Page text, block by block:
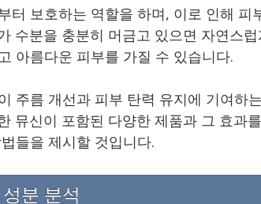
터 보호하는 역할을 하며, 이로 인해 피
수분을 충분히 머금고 있으면 자연스
아름다운 피부를 가질 수 있습니다.
주름 개선과 피부 탄력 유지에 기여하
뮤신이 포함된 다양한 제품과 그 효과
들을 제시할 것입니다.
분 분석